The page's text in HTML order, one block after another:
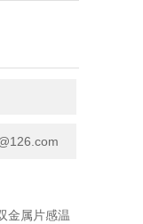
金属片感温